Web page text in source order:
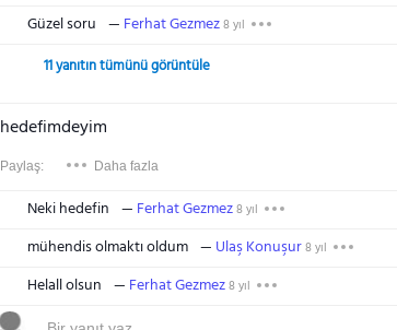
Güzel soru Ferhat Gezmez8 yıl
11 yanıtın tümünü görüntüle
hedefimdeyim
Paylaş: Daha fazla
Neki hedefin Ferhat Gezmez8 yıl
mühendis olmaktı oldum Ulaş Konuşur8 yıl
Helall olsun Ferhat Gezmez8 yıl